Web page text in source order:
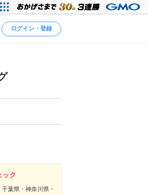
ログイン・登録
ック
葉県・神奈川県・